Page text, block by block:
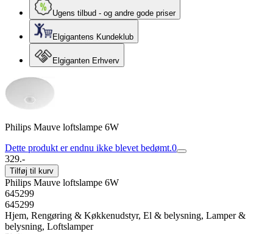
Ugens tilbud - og andre gode priser
Elgigantens Kundeklub
Elgiganten Erhverv
Philips Mauve loftslampe 6W
Dette produkt er endnu ikke blevet bedømt.0
329.-
Tilføj til kurv
Philips Mauve loftslampe 6W
645299
645299
Hjem, Rengøring & Køkkenudstyr, El & belysning, Lamper &
belysning, Loftslamper